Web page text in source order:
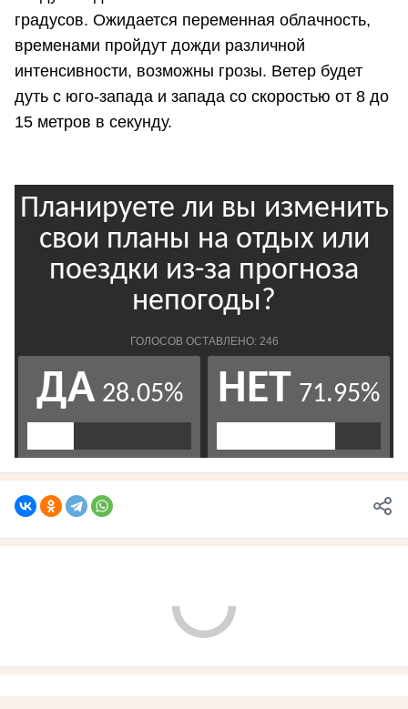
градусов. Ожидается переменная облачность,
временами пройдут дожди различной
интенсивности, возможны грозы. Ветер будет
дуть с юго-запада и запада со скоростью от 8 до
15 метров в секунду.